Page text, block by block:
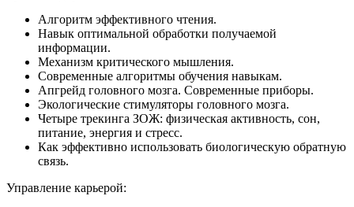
Алгоритм эффективного чтения.
Навык оптимальной обработки получаемой
информации.
Механизм критического мышления.
Современные алгоритмы обучения навыкам.
Апгрейд головного мозга. Современные приборы.
Экологические стимуляторы головного мозга.
Четыре трекинга ЗОЖ: физическая активность, сон,
питание, энергия и стресс.
Как эффективно использовать биологическую обратную
связь.
Управление карьерой: